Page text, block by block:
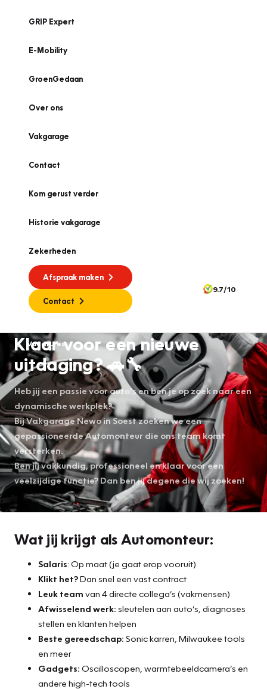
GRIP Expert
E-Mobility
GroenGedaan
Over ons
Vakgarage
Contact
Kom gerust verder
Historie vakgarage
Zekerheden
Afspraak maken
Contact
9.7/10
Vacatures
Klaar voor een nieuwe
uitdaging? 🚗🔧
Heb jij een passie voor auto’s en ben je op zoek naar een
dynamische werkplek?
Bij Vakgarage Newo in Soest zoeken we een
gepassioneerde Automonteur die ons team komt
versterken.
Ben jij vakkundig, professioneel en klaar voor een
veelzijdige functie? Dan ben jij degene die wij zoeken!
Wat jij krijgt als Automonteur:
Salaris: Op maat (je gaat erop vooruit)
Klikt het?Dan snel een vast contract
Leuk team van 4 directe collega’s (vakmensen)
Afwisselend werk: sleutelen aan auto’s, diagnoses
stellen en klanten helpen
Beste gereedschap: Sonic karren, Milwaukee tools
en meer
Gadgets: Oscilloscopen, warmtebeeldcamera’s en
andere high-tech tools